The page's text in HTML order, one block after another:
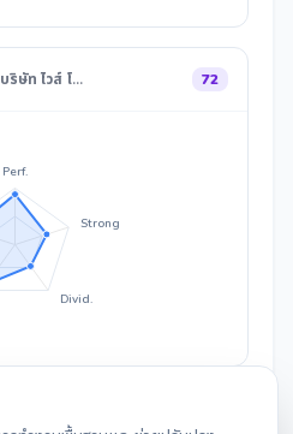
บริษัท ไวส์ โ… 72
Perf.
Strong
Divid.